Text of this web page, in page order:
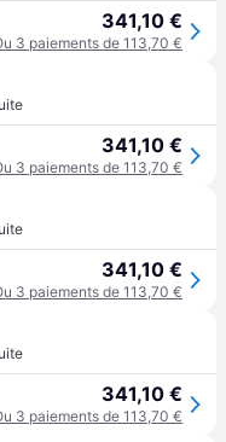
341,10 €
3 paiements de 113,70 €
341,10 €
3 paiements de 113,70 €
341,10 €
3 paiements de 113,70 €
341,10 €
3 paiements de 113,70 €